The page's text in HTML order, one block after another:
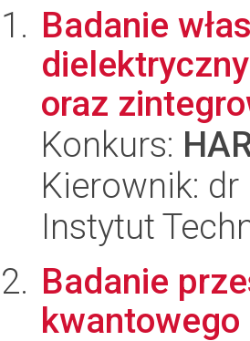
Badanie
oraz
Konkurs:
Kierownik: dr
Instytut
Badanie